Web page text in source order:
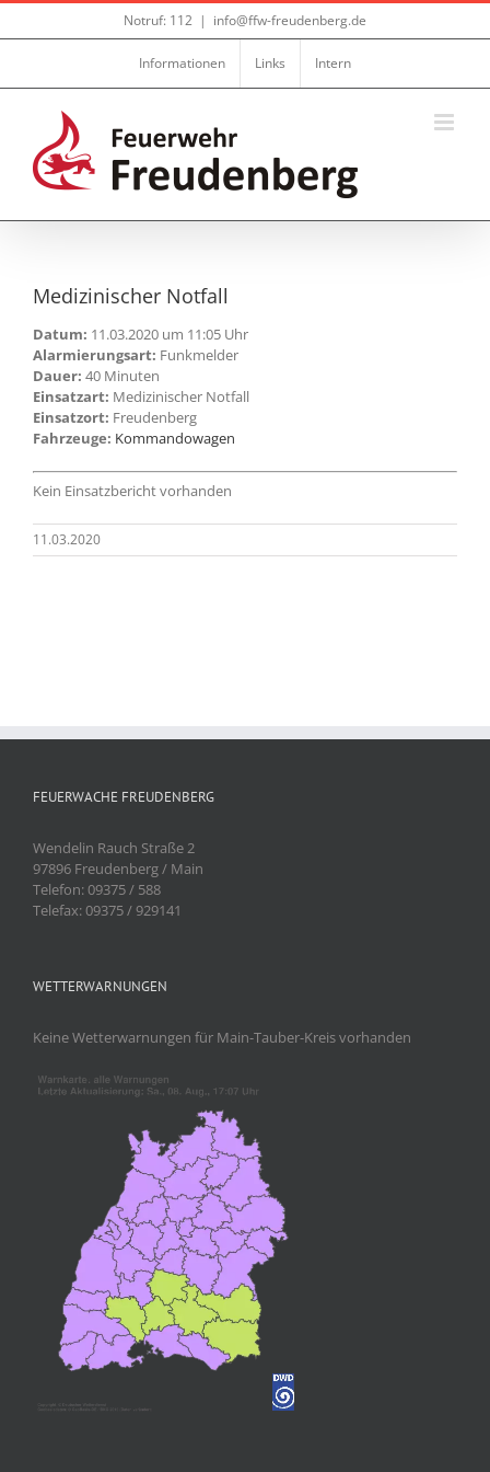
Zum
Notruf: 112 | info@ffw-freudenberg.de
Informationen Links Intern
Medizinischer Notfall
Datum: 11.03.2020 um 11:05 Uhr
Alarmierungsart: Funkmelder
Dauer: 40 Minuten
Einsatzart: Medizinischer Notfall
Einsatzort: Freudenberg
Fahrzeuge: Kommandowagen
Kein Einsatzbericht vorhanden
11.03.2020
FEUERWACHE FREUDENBERG
Wendelin Rauch Straße 2
97896 Freudenberg / Main
Telefon: 09375 / 588
Telefax: 09375 / 929141
WETTERWARNUNGEN
Keine Wetterwarnungen für Main-Tauber-Kreis vorhanden